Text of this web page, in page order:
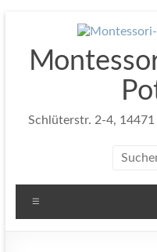
springen
Schlüterstr. 2-4,